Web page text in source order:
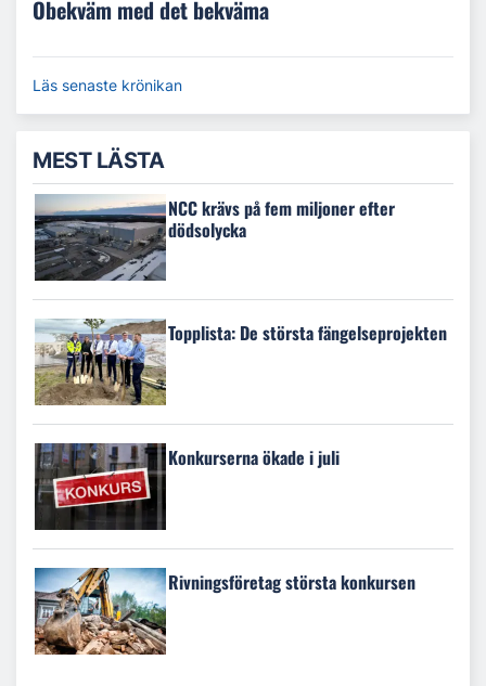
Obekväm med det bekväma
Läs senaste krönikan
MEST LÄSTA
NCC krävs på fem miljoner efter
dödsolycka
Topplista: De största fängelseprojekten
Konkurserna ökade i juli
Rivningsföretag största konkursen